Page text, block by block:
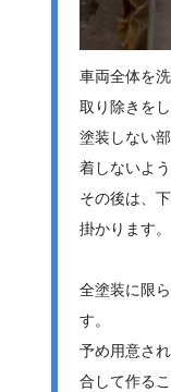
車両全体を
取り除きをし
塗装しない
着しないよ
その後は、
掛かります。
全塗装に限
す。
予め用意さ
合して作る